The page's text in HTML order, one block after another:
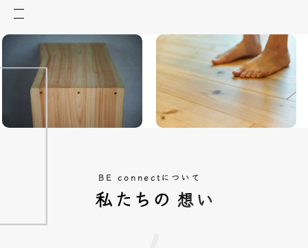
BE connectについて
私たちの 想い